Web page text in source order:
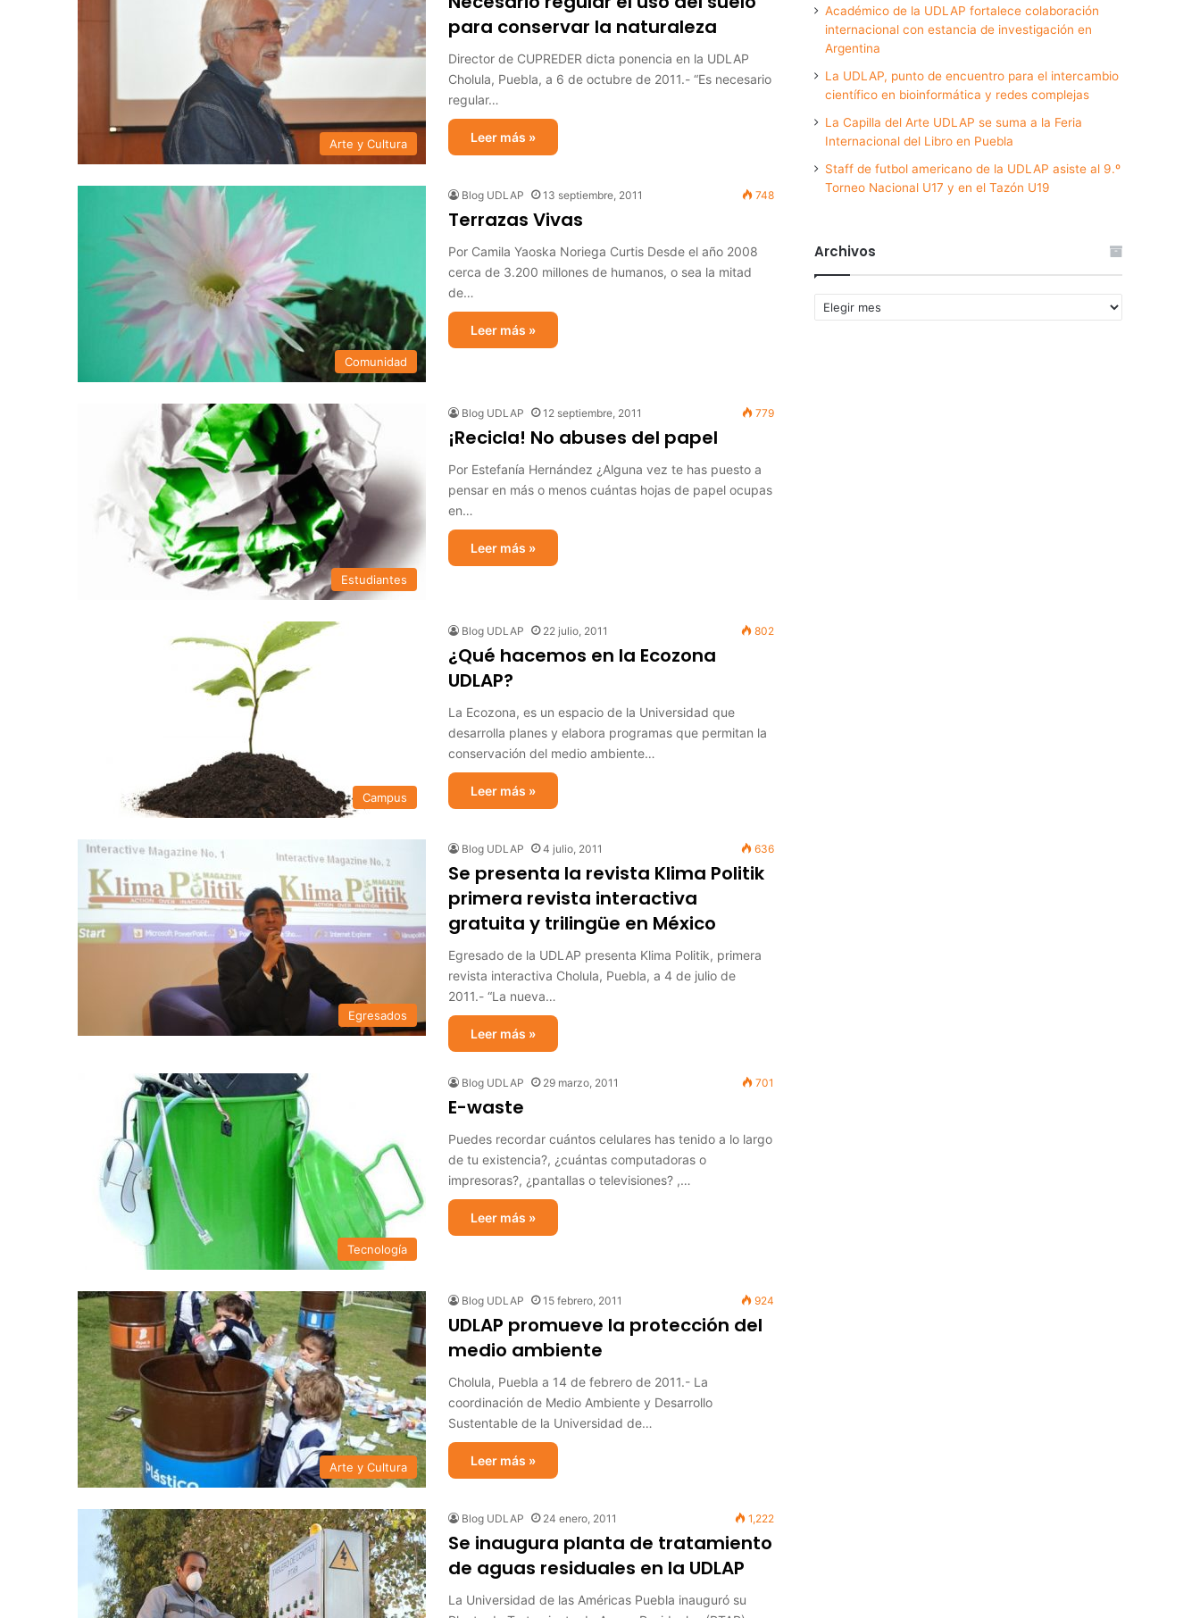
Arte y Cultura
para conservar la naturaleza
Director de CUPREDER dicta ponencia en la UDLAP
Cholula, Puebla, a 6 de octubre de 2011.- “Es necesario
regular…
Leer más »
Comunidad
Blog UDLAP 13 septiembre, 2011 748
Terrazas Vivas
Por Camila Yaoska Noriega Curtis Desde el año 2008
cerca de 3.200 millones de humanos, o sea la mitad
de…
Leer más »
Estudiantes
Blog UDLAP 12 septiembre, 2011 779
¡Recicla! No abuses del papel
Por Estefanía Hernández ¿Alguna vez te has puesto a
pensar en más o menos cuántas hojas de papel ocupas
en…
Leer más »
Campus
Blog UDLAP 22 julio, 2011 802
¿Qué hacemos en la Ecozona
UDLAP?
La Ecozona, es un espacio de la Universidad que
desarrolla planes y elabora programas que permitan la
conservación del medio ambiente…
Leer más »
Egresados
Blog UDLAP 4 julio, 2011 636
Se presenta la revista Klima Politik
primera revista interactiva
gratuita y trilingüe en México
Egresado de la UDLAP presenta Klima Politik, primera
revista interactiva Cholula, Puebla, a 4 de julio de
2011.- “La nueva…
Leer más »
Tecnología
Blog UDLAP 29 marzo, 2011 701
E-waste
Puedes recordar cuántos celulares has tenido a lo largo
de tu existencia?, ¿cuántas computadoras o
impresoras?, ¿pantallas o televisiones? ,…
Leer más »
Arte y Cultura
Blog UDLAP 15 febrero, 2011 924
UDLAP promueve la protección del
medio ambiente
Cholula, Puebla a 14 de febrero de 2011.- La
coordinación de Medio Ambiente y Desarrollo
Sustentable de la Universidad de…
Leer más »
Blog UDLAP 24 enero, 2011 1,222
Se inaugura planta de tratamiento
de aguas residuales en la UDLAP
La Universidad de las Américas Puebla inauguró su
Académico de la UDLAP fortalece colaboración
internacional con estancia de investigación en
Argentina
La UDLAP, punto de encuentro para el intercambio
científico en bioinformática y redes complejas
La Capilla del Arte UDLAP se suma a la Feria
Internacional del Libro en Puebla
Staff de futbol americano de la UDLAP asiste al 9.º
Torneo Nacional U17 y en el Tazón U19
Archivos
Archivos